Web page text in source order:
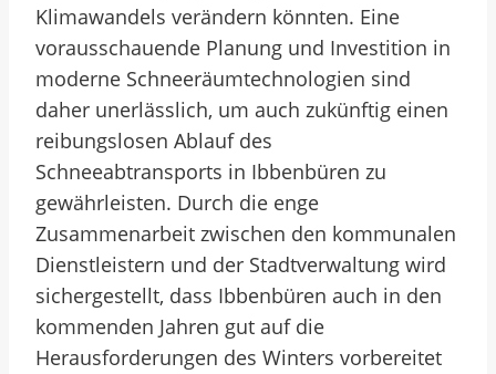
Klimawandels verändern könnten. Eine
vorausschauende Planung und Investition in
moderne Schneeräumtechnologien sind
daher unerlässlich, um auch zukünftig einen
reibungslosen Ablauf des
Schneeabtransports in Ibbenbüren zu
gewährleisten. Durch die enge
Zusammenarbeit zwischen den kommunalen
Dienstleistern und der Stadtverwaltung wird
sichergestellt, dass Ibbenbüren auch in den
kommenden Jahren gut auf die
Herausforderungen des Winters vorbereitet